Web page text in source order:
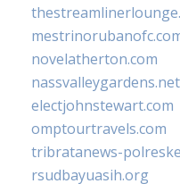
novelatherton.com
nassvalleygardens.net
electjohnstewart.com
omptourtravels.com
tribratanews-
rsudbayuasih.org